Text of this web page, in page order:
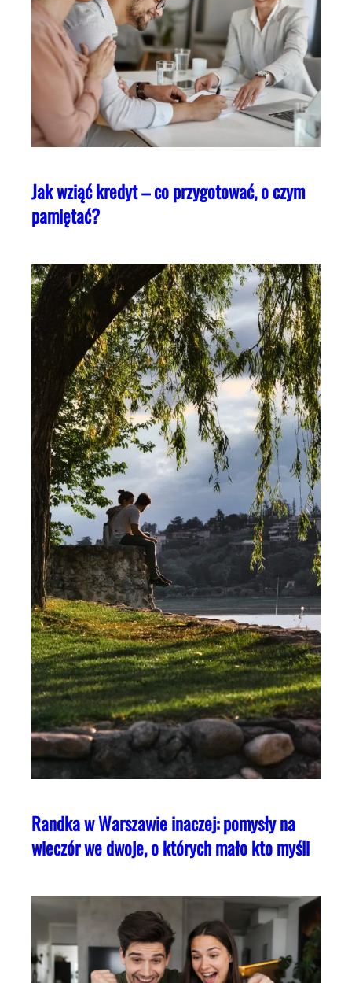
Jak wziąć kredyt – co przygotować, o czym
pamiętać?
Randka w Warszawie inaczej: pomysły na
wieczór we dwoje, o których mało kto myśli